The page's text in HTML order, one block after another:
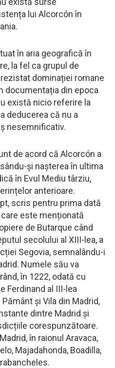
lui Alcorcón în
în aria geografică în
la fel ca grupul de
dominației romane
documentația din epoca
există nicio referire la
deducerea că nu a
nesemnificativ.
de acord că Alcorcón a
și nașterea în ultima
în Evul Mediu târziu,
anterioare.
scris pentru prima dată
este menționată
de Butarque când
secolului al XIII-lea, a
Segovia, semnalându-i
Numele său va
în 1222, odată cu
Ferdinand al III-lea
și Vila din Madrid,
dintre Madrid și
corespunzătoare.
în raionul Aravaca,
Majadahonda, Boadilla,